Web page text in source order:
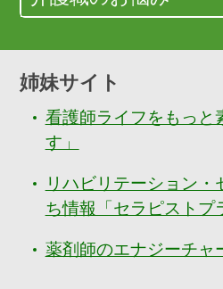
姉妹サイト
看護師ライフをもっと
す」
リハビリテーション・
ち情報「セラピストプ
薬剤師のエナジーチャ